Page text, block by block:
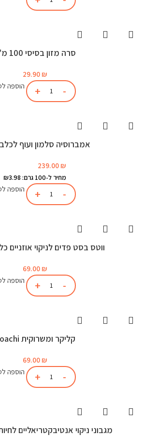
סרה מזון בסיסי 100 מ"ל
29.90 ₪
הוספה
אמברוסיה סלמון ועוף לכלב 6 ק"ג
239.00 ₪
מחיר ל-100 גרם: ₪3.98
הוספה
ווטס בסט פדים לניקוי אוזניים כלבים
69.00 ₪
הוספה
קליקר ומשרוקית Coachi
69.00 ₪
הוספה
מגבוני ניקוי אנטיבקטריאליים לחיות – 40